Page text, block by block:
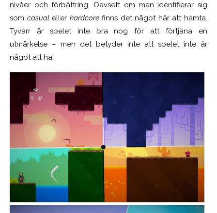
nivåer och förbättring. Oavsett om man identifierar sig
som casualeller hardcorefinns det något här att hämta.
Tyvärr är spelet inte bra nog för att förtjäna en
utmärkelse – men det betyder inte att spelet inte är
något att ha.